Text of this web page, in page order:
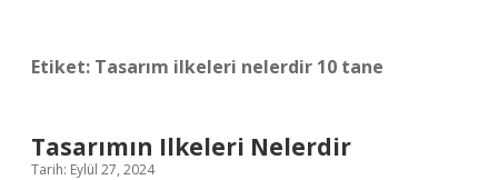
Etiket: Tasarım ilkeleri nelerdir 10 tane
Tasarımın Ilkeleri Nelerdir
Tarih: Eylül 27, 2024